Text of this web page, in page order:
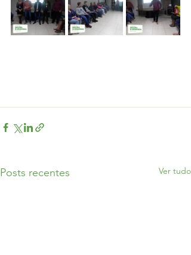
Posts recentes Ver tudo